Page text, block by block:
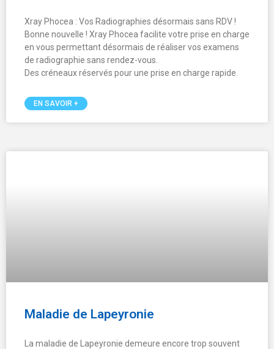
Xray Phocea : Vos Radiographies désormais sans RDV !
Bonne nouvelle ! Xray Phocea facilite votre prise en charge
en vous permettant désormais de réaliser vos examens
de radiographie sans rendez-vous.
Des créneaux réservés pour une prise en charge rapide.
EN SAVOIR +
Maladie de Lapeyronie
La maladie de Lapeyronie demeure encore trop souvent